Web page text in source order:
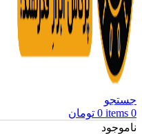
جستجو
0
items
0 تومان
ناموجود